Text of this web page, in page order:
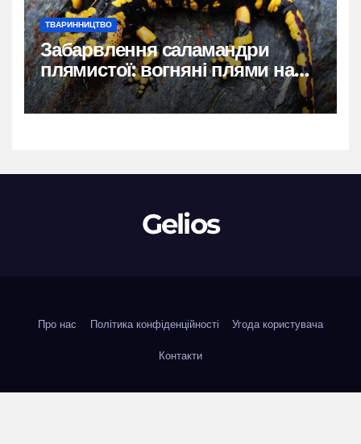
ТВАРИННИЦТВО
Забарвлення саламандри
плямистої: вогняні плями на
чорному тлі
Gelios
Про нас Політика конфіденційності Угода користувача
Контакти